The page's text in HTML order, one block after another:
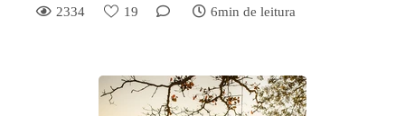
2334 19 6min de leitura